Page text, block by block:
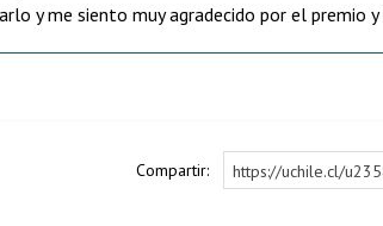
y me siento muy agradecido por el premio y
Compartir: https://uchile.cl/